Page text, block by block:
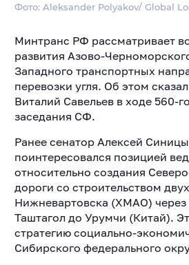
Фото: Aleksander Polyakov/ Global
Минтранс РФ рассматривает
развития Азово-
Западного транспортных
перевозки угля. Об этом
Виталий Савельев в ходе 560-
заседания СФ.
Ранее сенатор Алексей
поинтересовался позицией
относительно создания
дороги со строительством
Нижневартовска (ХМАО)
Таштагол до Урумчи (Китай).
стратегию социально-
Сибирского федерального